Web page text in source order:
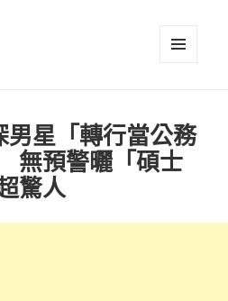
星「轉行當公務
無預警曬「碩士
驚人